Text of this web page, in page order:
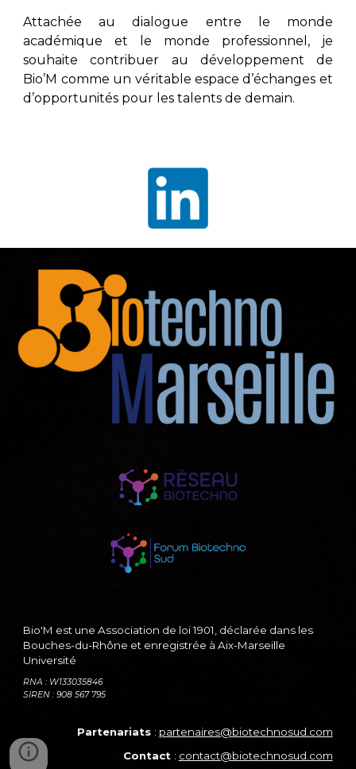
Attachée au dialogue entre le monde
académique et le monde professionnel, je
souhaite contribuer au développement de
Bio’M comme un véritable espace d’échanges et
d’opportunités pour les talents de demain.
Bio'M est une Association de loi 1901 , déclarée dans les
Bouches-du-Rhône et enregistrée à Aix-Marseille
Université
RNA : W133035846
SIREN : 908 567 795
Partenariats : partenaires@biotechnosud.com
Contact : contact@biotechnosud.com